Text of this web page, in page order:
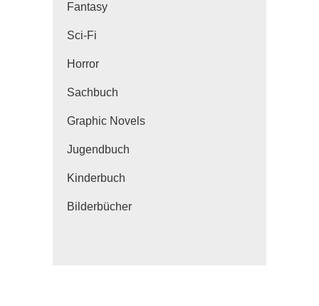
Fantasy
Sci-Fi
Horror
Sachbuch
Graphic Novels
Jugendbuch
Kinderbuch
Bilderbücher